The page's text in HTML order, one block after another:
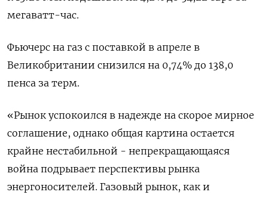
мегаватт-час.
Фьючерс ‌на газ с поставкой в апреле в
Великобритании снизился на 0,74% ​до 138,0
пенса за терм.
«Рынок успокоился в ‌надежде на скорое мирное
соглашение, однако общая картина остается ​
крайне нестабильной - непрекращающаяся
война подрывает перспективы рынка
энергоносителей. Газовый рынок, ‌как и